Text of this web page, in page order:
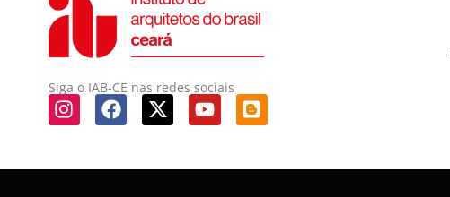
Siga o IAB-CE nas redes sociais